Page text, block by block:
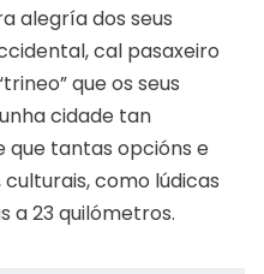
alegría dos seus
cal pasaxeiro
que os seus
cidade tan
que tantas opcións e
como lúdicas
a 23 quilómetros.